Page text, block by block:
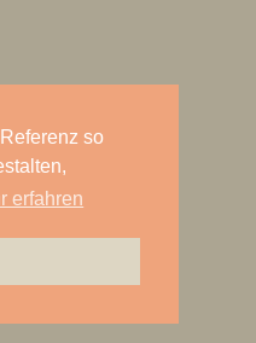
so
erfahren